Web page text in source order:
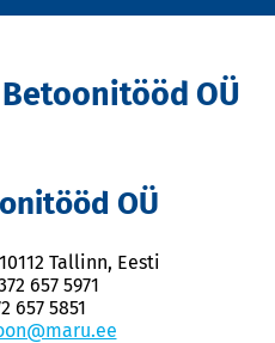
OÜ
OÜ
Tallinn, Eesti
657 5971
657 5851